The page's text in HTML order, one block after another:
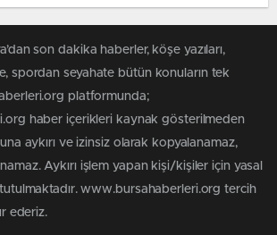
son dakika haberler, köşe yazıları,
spordan seyahate bütün konuların tek
platformunda;
haber içerikleri kaynak gösterilmeden
aykırı ve izinsiz olarak kopyalanamaz,
Aykırı işlem yapan kişi/kişiler için yasal
tutulmaktadır. www.bursahaberleri.org tercih
ederiz.